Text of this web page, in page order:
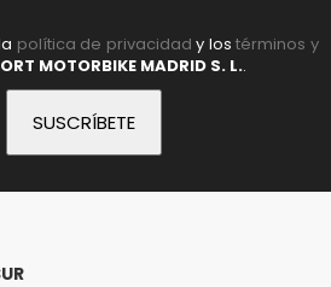
política de privacidad y lostérminos y
MOTORBIKE MADRID S. L..